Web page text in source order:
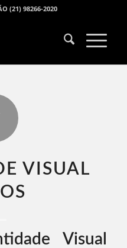
(21) 98266-2020
VISUAL
Visual